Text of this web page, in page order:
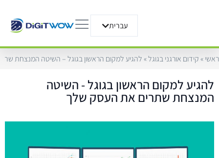
עבריתEnglish
ראשי»קידום אורגני בגוגל»להגיע למקום הראשון בגוגל – השיטה המנצחת
להגיע למקום הראשון בגוגל - השיטה
המנצחת שתרים את העסק שלך